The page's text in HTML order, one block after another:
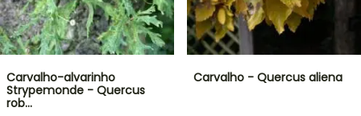
Carvalho-alvarinho
Strypemonde - Quercus
rob…
Carvalho - Quercus aliena